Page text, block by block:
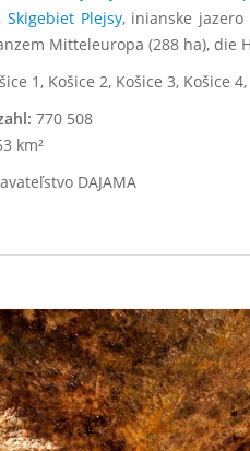
Skigebiet Plejsy, inianske jazero
Mitteleuropa (288 ha), die
1, Košice 2, Košice 3, Košice
770 508
km²
DAJAMA